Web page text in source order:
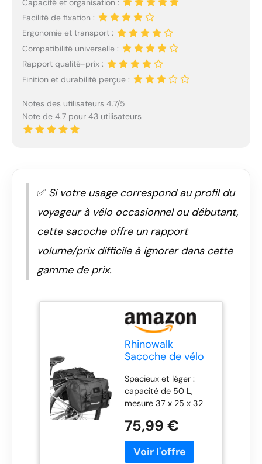
Facilité de fixation :
Ergonomie et transport :
Compatibilité universelle :
Rapport qualité-prix :
Finition et durabilité perçue :
Notes des utilisateurs 4.7/5
Note de 4.7 pour 43 utilisateurs
✅ Si votre usage correspond au profil du
voyageur à vélo occasionnel ou débutant,
cette sacoche offre un rapport
volume/prix difficile à ignorer dans cette
gamme de prix.
Rhinowalk
Sacoche de vélo
sacoche pour
porte-bagages
de vélo avec
poignée de
transport -
Accessoires de
cyclisme
Spacieux et léger :
capacité de 50 L,
mesure 37 x 25 x 32
pouces), pèse 2,5 kg.
Comprend une
housse de pluie, des
75,99 €